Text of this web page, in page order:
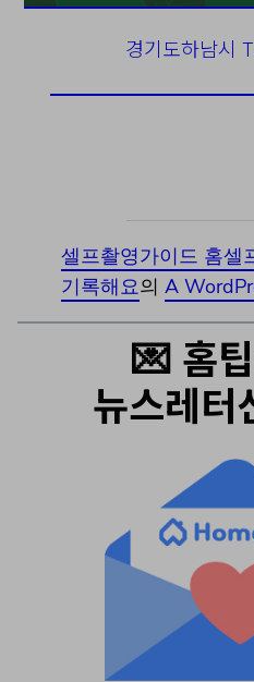
경기도하남시
셀프촬영가이드 홈셀
기록해요의 A
💌 홈
뉴스레터